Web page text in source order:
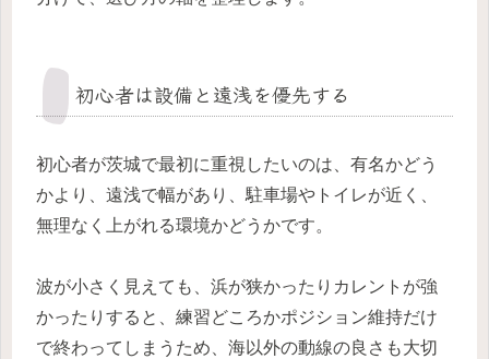
初心者は設備と遠浅を優先する
初心者が茨城で最初に重視したいのは、有名かどう
かより、遠浅で幅があり、駐車場やトイレが近く、
無理なく上がれる環境かどうかです。
波が小さく見えても、浜が狭かったりカレントが強
かったりすると、練習どころかポジション維持だけ
で終わってしまうため、海以外の動線の良さも大切